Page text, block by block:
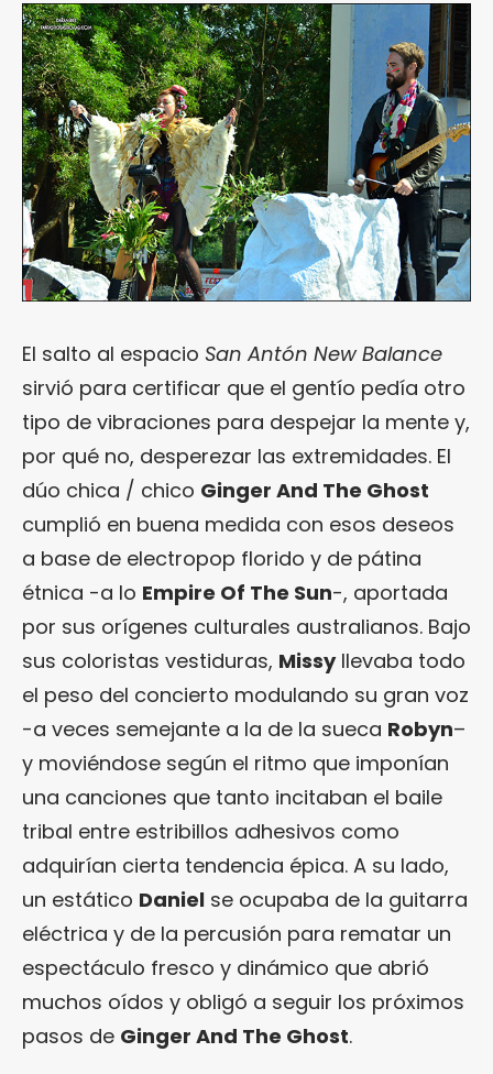
El salto al espacio San Antón New Balance
sirvió para certificar que el gentío pedía otro
tipo de vibraciones para despejar la mente y,
por qué no, desperezar las extremidades. El
dúo chica / chico Ginger And The Ghost
cumplió en buena medida con esos deseos
a base de electropop florido y de pátina
étnica -a lo Empire Of The Sun-, aportada
por sus orígenes culturales australianos. Bajo
sus coloristas vestiduras, Missyllevaba todo
el peso del concierto modulando su gran voz
-a veces semejante a la de la sueca Robyn–
y moviéndose según el ritmo que imponían
una canciones que tanto incitaban el baile
tribal entre estribillos adhesivos como
adquirían cierta tendencia épica. A su lado,
un estático Daniel se ocupaba de la guitarra
eléctrica y de la percusión para rematar un
espectáculo fresco y dinámico que abrió
muchos oídos y obligó a seguir los próximos
pasos de Ginger And The Ghost.